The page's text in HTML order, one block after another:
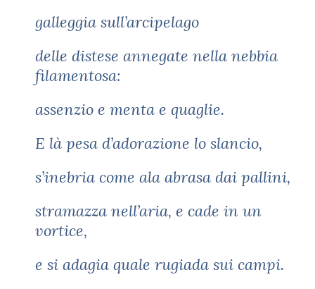
galleggia sull’arcipelago
delle distese annegate nella nebbia
filamentosa:
assenzio e menta e quaglie.
E là pesa d’adorazione lo slancio,
s’inebria come ala abrasa dai pallini,
stramazza nell’aria, e cade in un
vortice,
e si adagia quale rugiada sui campi.